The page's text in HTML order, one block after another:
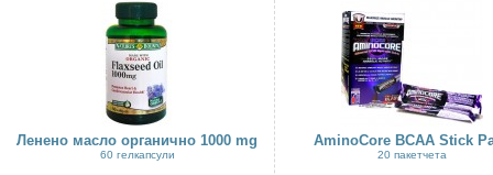
Ленено масло органично 1000 mg
60 гелкапсули
AminoCore BCAA Stick
20 пакетчета